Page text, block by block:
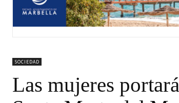
SOCIEDAD
Las mujeres